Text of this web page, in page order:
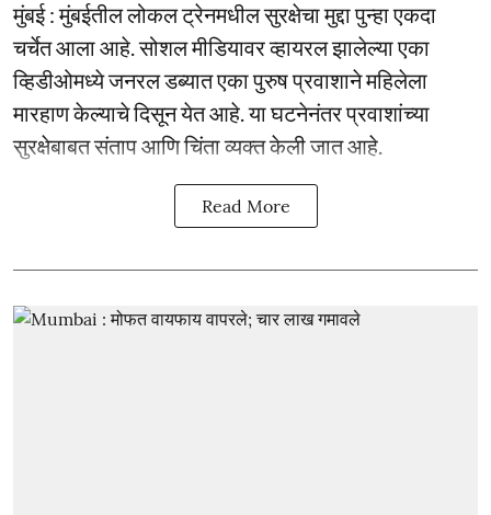
मुंबई : मुंबईतील लोकल ट्रेनमधील सुरक्षेचा मुद्दा पुन्हा एकदा
चर्चेत आला आहे. सोशल मीडियावर व्हायरल झालेल्या एका
व्हिडीओमध्ये जनरल डब्यात एका पुरुष प्रवाशाने महिलेला
मारहाण केल्याचे दिसून येत आहे. या घटनेनंतर प्रवाशांच्या
सुरक्षेबाबत संताप आणि चिंता व्यक्त केली जात आहे.
Read More